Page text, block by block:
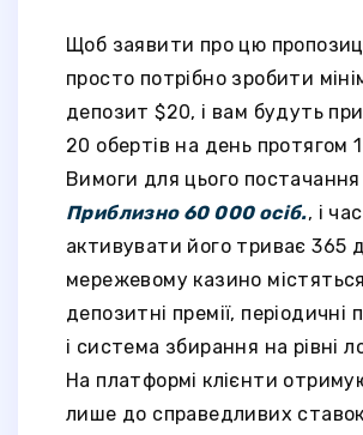
Щоб заявити про цю
просто потрібно зробити
депозит $20, і вам будуть
20 обертів на день протягом
Вимоги для цього
Приблизно 60 000 осіб., і час
активувати його триває 365
мережевому казино містяться
депозитні премії, періодичні
і система збирання на рівні
На платформі клієнти
лише до справедливих